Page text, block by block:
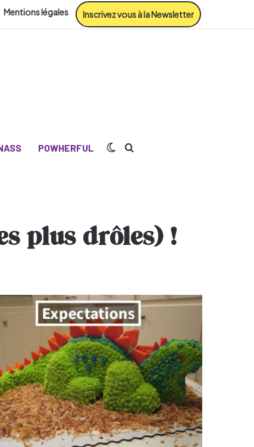
Mentions légales Inscrivez vous à la Newsletter
POWHERFUL Switch skin
plus drôles) !